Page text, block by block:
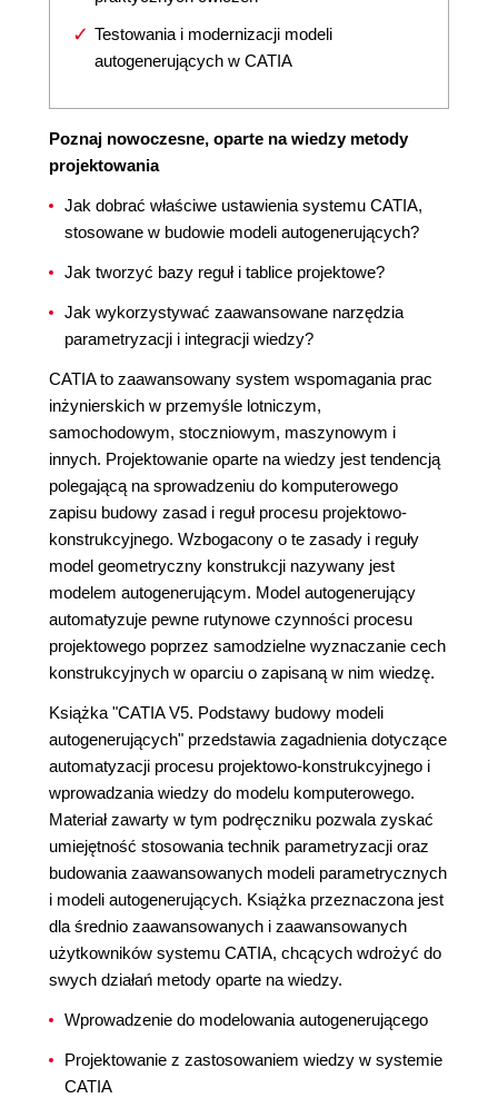
Testowania i modernizacji modeli
autogenerujących w CATIA
Poznaj nowoczesne, oparte na wiedzy metody
projektowania
Jak dobrać właściwe ustawienia systemu CATIA,
stosowane w budowie modeli autogenerujących?
Jak tworzyć bazy reguł i tablice projektowe?
Jak wykorzystywać zaawansowane narzędzia
parametryzacji i integracji wiedzy?
CATIA to zaawansowany system wspomagania prac
inżynierskich w przemyśle lotniczym,
samochodowym, stoczniowym, maszynowym i
innych. Projektowanie oparte na wiedzy jest tendencją
polegającą na sprowadzeniu do komputerowego
zapisu budowy zasad i reguł procesu projektowo-
konstrukcyjnego. Wzbogacony o te zasady i reguły
model geometryczny konstrukcji nazywany jest
modelem autogenerującym. Model autogenerujący
automatyzuje pewne rutynowe czynności procesu
projektowego poprzez samodzielne wyznaczanie cech
konstrukcyjnych w oparciu o zapisaną w nim wiedzę.
Książka "CATIA V5. Podstawy budowy modeli
autogenerujących" przedstawia zagadnienia dotyczące
automatyzacji procesu projektowo-konstrukcyjnego i
wprowadzania wiedzy do modelu komputerowego.
Materiał zawarty w tym podręczniku pozwala zyskać
umiejętność stosowania technik parametryzacji oraz
budowania zaawansowanych modeli parametrycznych
i modeli autogenerujących. Książka przeznaczona jest
dla średnio zaawansowanych i zaawansowanych
użytkowników systemu CATIA, chcących wdrożyć do
swych działań metody oparte na wiedzy.
Wprowadzenie do modelowania autogenerującego
Projektowanie z zastosowaniem wiedzy w systemie
CATIA